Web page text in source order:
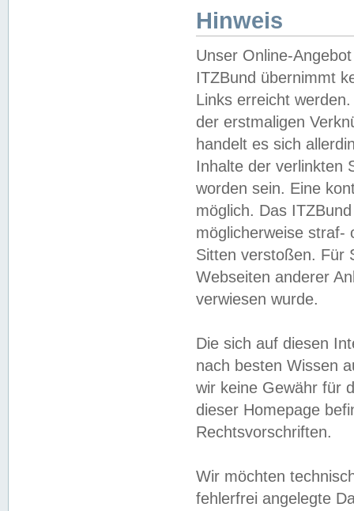
Hinweis
Unser Online-
ITZBund übernimmt
Links erreicht
der erstmaligen
handelt es sich
Inhalte der verlinkten
worden sein. Eine
möglich. Das
möglicherweise straf-
Sitten verstoßen. Für
Webseiten anderer
verwiesen wurde.
Die sich auf diesen
nach besten Wissen
wir keine Gewähr für
dieser Homepage
Rechtsvorschriften.
Wir möchten
fehlerfrei angelegte